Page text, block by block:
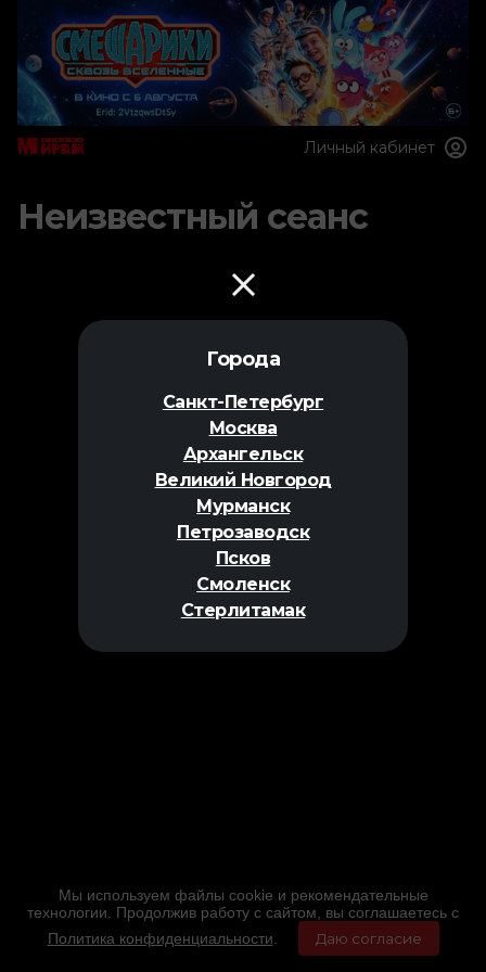
Города
Санкт-Петербург
Москва
Архангельск
Великий Новгород
Мурманск
Петрозаводск
Псков
Смоленск
Стерлитамак
Личный кабинет
Неизвестный сеанс
Мы используем файлы cookie и рекомендательные
технологии. Продолжив работу с сайтом, вы соглашаетесь с
Политика конфиденциальности
Даю согласие